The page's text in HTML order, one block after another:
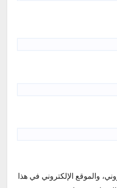
والموقع الإلكتروني في هذا